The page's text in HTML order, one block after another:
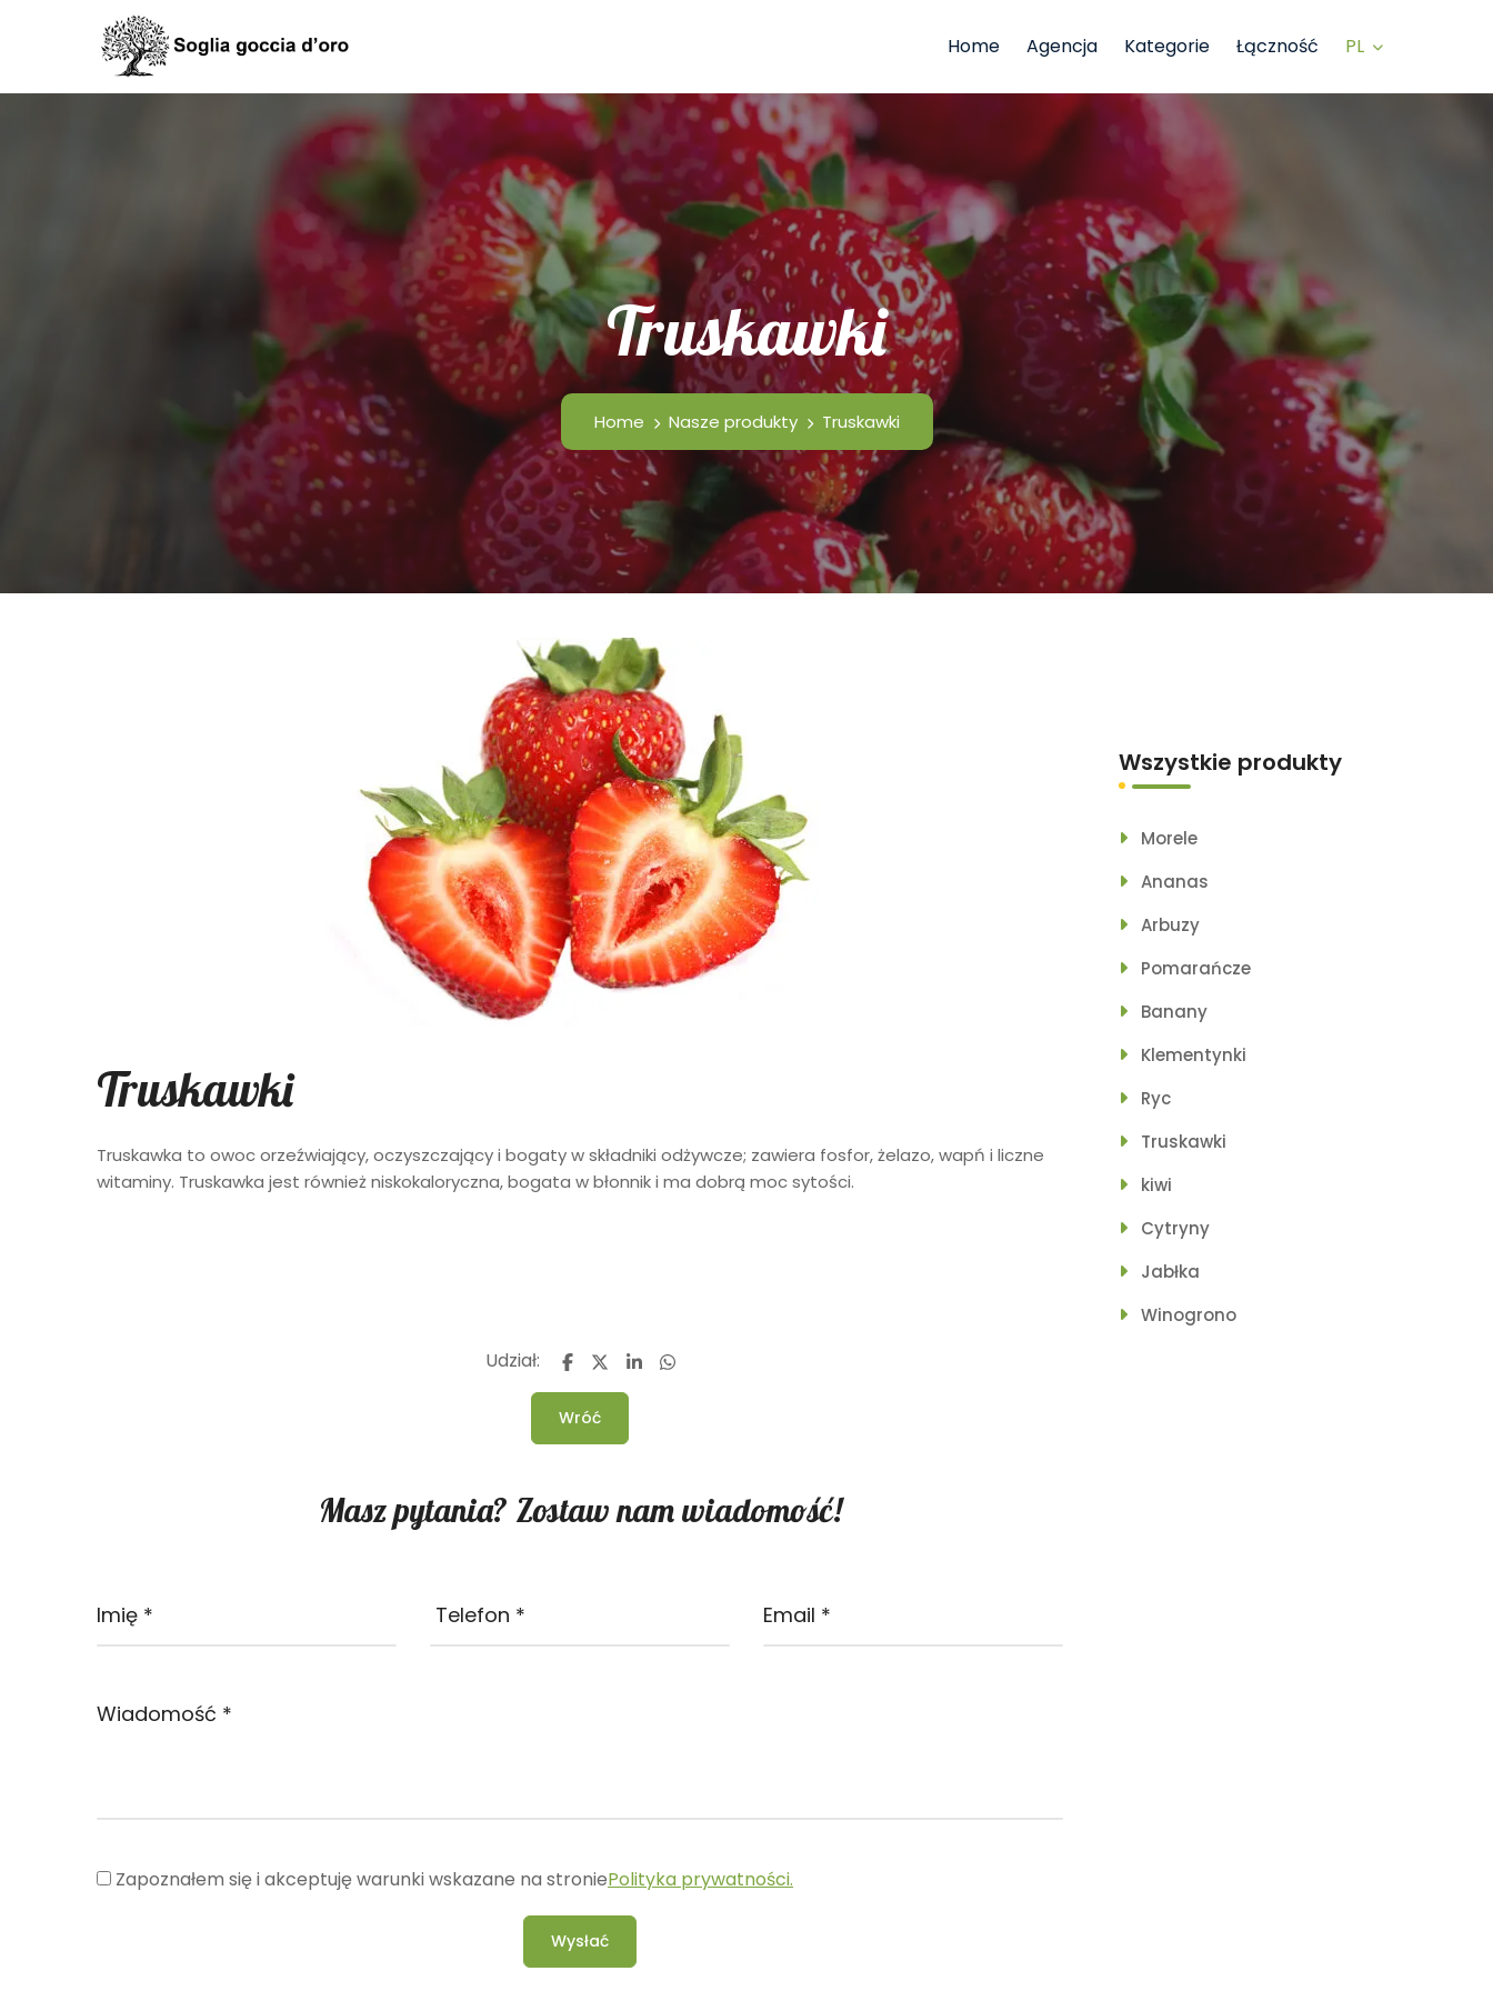
Home Agencja Kategorie Łączność PL
Truskawki
Home Nasze produkty Truskawki
Truskawki
Truskawka to owoc orzeźwiający, oczyszczający i bogaty w składniki odżywcze; zawiera fosfor, żelazo, wapń i liczne
witaminy. Truskawka jest również niskokaloryczna, bogata w błonnik i ma dobrą moc sytości.
Udział:
Wróć
Masz pytania? Zostaw nam wiadomość!
Zapoznałem się i akceptuję warunki wskazane na stroniePolityka prywatności.
Wysłać
Wszystkie produkty
Morele
Ananas
Arbuzy
Pomarańcze
Banany
Klementynki
Ryc
Truskawki
kiwi
Cytryny
Jabłka
Winogrono